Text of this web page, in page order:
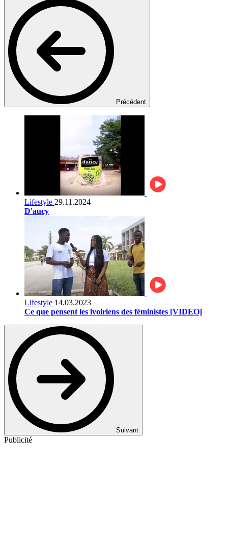
Précédent
Lifestyle 29.11.2024
D'aucy
Lifestyle 14.03.2023
Ce que pensent les ivoiriens des féministes [VIDEO]
Suivant
Publicité